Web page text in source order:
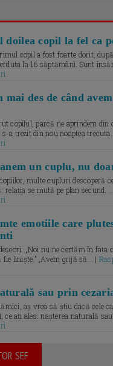
doilea copil la fel ca
copil a fost foarte dorit,
la 16 săptămâni. Sunt
mai des de când
copilul, parcă ne aprindem din
s-a trezit din nou noaptea
un cuplu, nu
multe cupluri descoperă
relația se mută pe plan secund.
emotiile care
„Noi nu ne certăm în fața
liniște.” „Avem grijă să... |
sau prin
aș vrea să știu dacă cele
ce ați ales: nașterea naturală
SEF